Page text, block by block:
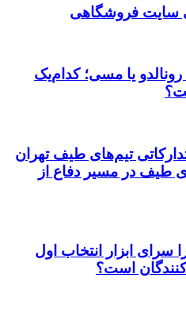
سایت فروشگاهی
یا مسی؛ کدام‌یک
تیم‌های طیف تهران
طیف در مسیر دفاع از
سرای ابزار انتخاب اول
است؟